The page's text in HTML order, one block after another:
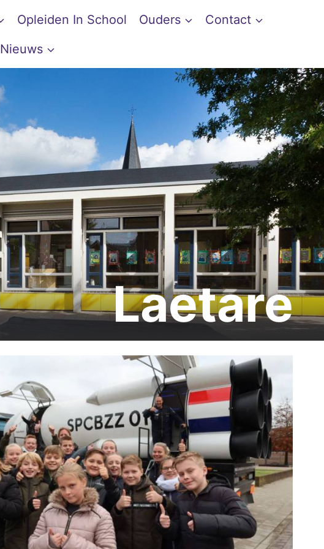
Opleiden In School Ouders
Contact
Nieuws
Laetare